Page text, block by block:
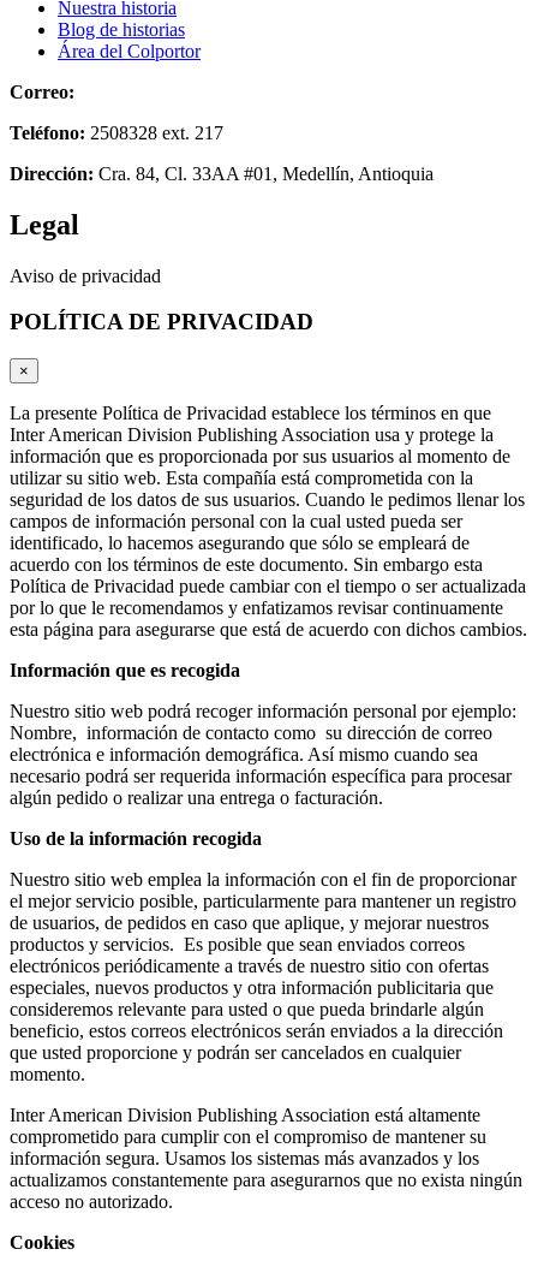
Nuestra historia
Blog de historias
Área del Colportor
Correo:
Teléfono: 2508328 ext. 217
Dirección: Cra. 84, Cl. 33AA #01, Medellín, Antioquia
Legal
Aviso de privacidad
POLÍTICA DE PRIVACIDAD
×
La presente Política de Privacidad establece los términos en que
Inter American Division Publishing Association usa y protege la
información que es proporcionada por sus usuarios al momento de
utilizar su sitio web. Esta compañía está comprometida con la
seguridad de los datos de sus usuarios. Cuando le pedimos llenar los
campos de información personal con la cual usted pueda ser
identificado, lo hacemos asegurando que sólo se empleará de
acuerdo con los términos de este documento. Sin embargo esta
Política de Privacidad puede cambiar con el tiempo o ser actualizada
por lo que le recomendamos y enfatizamos revisar continuamente
esta página para asegurarse que está de acuerdo con dichos cambios.
Información que es recogida
Nuestro sitio web podrá recoger información personal por ejemplo:
Nombre, información de contacto como su dirección de correo
electrónica e información demográfica. Así mismo cuando sea
necesario podrá ser requerida información específica para procesar
algún pedido o realizar una entrega o facturación.
Uso de la información recogida
Nuestro sitio web emplea la información con el fin de proporcionar
el mejor servicio posible, particularmente para mantener un registro
de usuarios, de pedidos en caso que aplique, y mejorar nuestros
productos y servicios. Es posible que sean enviados correos
electrónicos periódicamente a través de nuestro sitio con ofertas
especiales, nuevos productos y otra información publicitaria que
consideremos relevante para usted o que pueda brindarle algún
beneficio, estos correos electrónicos serán enviados a la dirección
que usted proporcione y podrán ser cancelados en cualquier
momento.
Inter American Division Publishing Association está altamente
comprometido para cumplir con el compromiso de mantener su
información segura. Usamos los sistemas más avanzados y los
actualizamos constantemente para asegurarnos que no exista ningún
acceso no autorizado.
Cookies